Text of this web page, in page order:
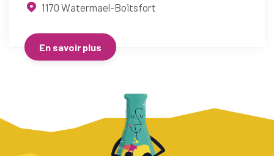
1170 Watermael-Boitsfort
En savoir plus